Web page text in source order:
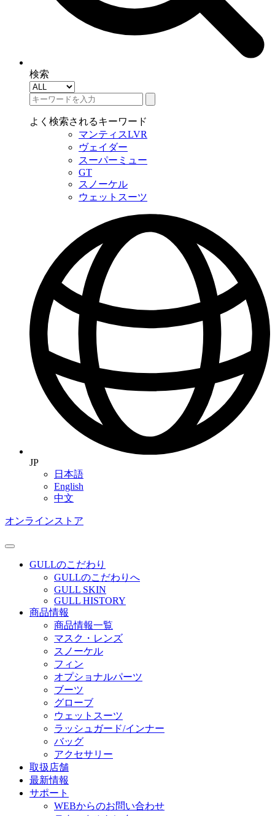
検索
よく検索されるキーワード
マンティスLVR
ヴェイダー
スーパーミュー
GT
スノーケル
ウェットスーツ
JP
日本語
English
中文
オンラインストア
GULLのこだわり
GULLのこだわりへ
GULL SKIN
GULL HISTORY
商品情報
商品情報一覧
マスク・レンズ
スノーケル
フィン
オプショナルパーツ
ブーツ
グローブ
ウェットスーツ
ラッシュガード/インナー
バッグ
アクセサリー
取扱店舗
最新情報
サポート
WEBからのお問い合わせ